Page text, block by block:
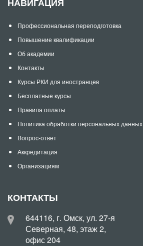
Профессиональная переподготовка
Повышение квалификации
Об академии
Контакты
Курсы РКИ для иностранцев
Бесплатные курсы
Правила оплаты
Политика обработки персональных данных
Вопрос-ответ
Аккредитация
Организациям
КОНТАКТЫ
644116, г. Омск, ул. 27-я
Северная, 48, этаж 2,
офис 204